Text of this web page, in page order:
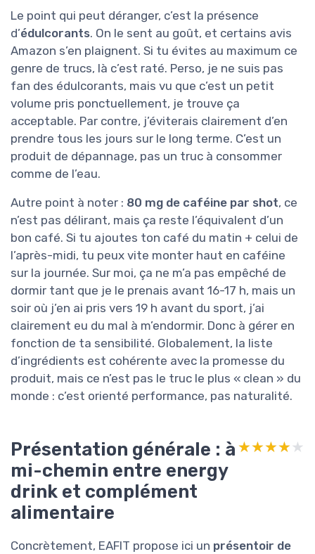
Le point qui peut déranger, c’est la présence
d’édulcorants. On le sent au goût, et certains avis
Amazon s’en plaignent. Si tu évites au maximum ce
genre de trucs, là c’est raté. Perso, je ne suis pas
fan des édulcorants, mais vu que c’est un petit
volume pris ponctuellement, je trouve ça
acceptable. Par contre, j’éviterais clairement d’en
prendre tous les jours sur le long terme. C’est un
produit de dépannage, pas un truc à consommer
comme de l’eau.
Autre point à noter : 80 mg de caféine par shot, ce
n’est pas délirant, mais ça reste l’équivalent d’un
bon café. Si tu ajoutes ton café du matin + celui de
l’après-midi, tu peux vite monter haut en caféine
sur la journée. Sur moi, ça ne m’a pas empêché de
dormir tant que je le prenais avant 16-17 h, mais un
soir où j’en ai pris vers 19 h avant du sport, j’ai
clairement eu du mal à m’endormir. Donc à gérer en
fonction de ta sensibilité. Globalement, la liste
d’ingrédients est cohérente avec la promesse du
produit, mais ce n’est pas le truc le plus « clean » du
monde : c’est orienté performance, pas naturalité.
Présentation générale : à
mi-chemin entre energy
drink et complément
alimentaire
★★★★★
★★★★★
Concrètement, EAFIT propose ici un présentoir de